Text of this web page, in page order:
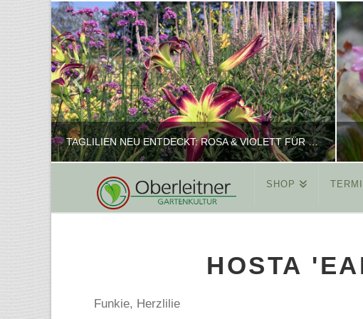
TAGLILIEN NEU ENTDECKT: ROSA & VIOLETT FÜR ROMANTISCHE PFLANZKOMBINATIONEN
REINHARD
FEBRUAR 16, 2025
SHOP
HOSTA
Funkie, Herzlilie